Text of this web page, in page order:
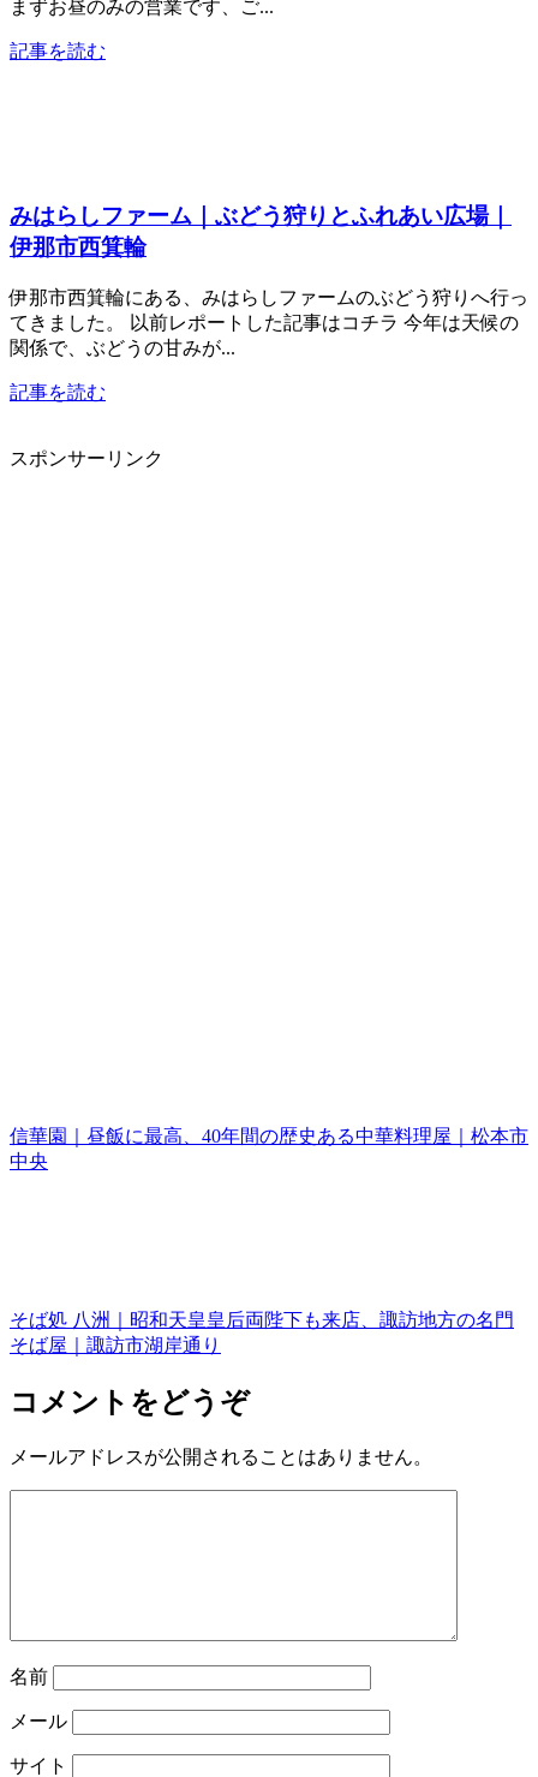
まずお昼のみの営業です、ご...
記事を読む
みはらしファーム｜ぶどう狩りとふれあい広場｜
伊那市西箕輪
伊那市西箕輪にある、みはらしファームのぶどう狩りへ行っ
てきました。 以前レポートした記事はコチラ 今年は天候の
関係で、ぶどうの甘みが...
記事を読む
スポンサーリンク
信華園｜昼飯に最高、40年間の歴史ある中華料理屋｜松本市
中央
そば処 八洲｜昭和天皇皇后両陛下も来店、諏訪地方の名門
そば屋｜諏訪市湖岸通り
コメントをどうぞ
メールアドレスが公開されることはありません。
名前
メール
サイト